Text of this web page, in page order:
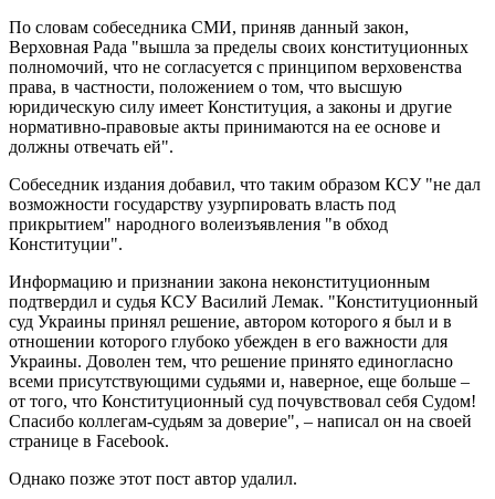
По словам собеседника СМИ, приняв данный закон,
Верховная Рада "вышла за пределы своих конституционных
полномочий, что не согласуется с принципом верховенства
права, в частности, положением о том, что высшую
юридическую силу имеет Конституция, а законы и другие
нормативно-правовые акты принимаются на ее основе и
должны отвечать ей".
Собеседник издания добавил, что таким образом КСУ "не дал
возможности государству узурпировать власть под
прикрытием" народного волеизъявления "в обход
Конституции".
Информацию и признании закона неконституционным
подтвердил и судья КСУ Василий Лемак. "Конституционный
суд Украины принял решение, автором которого я был и в
отношении которого глубоко убежден в его важности для
Украины. Доволен тем, что решение принято единогласно
всеми присутствующими судьями и, наверное, еще больше –
от того, что Конституционный суд почувствовал себя Судом!
Спасибо коллегам-судьям за доверие", – написал он на своей
странице в Facebook.
Однако позже этот пост автор удалил.